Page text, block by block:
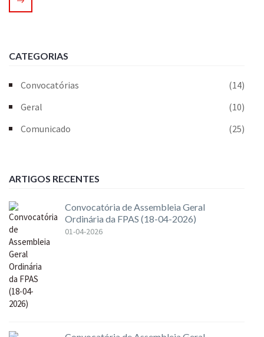
CATEGORIAS
Convocatórias
(14)
Geral
(10)
Comunicado
(25)
ARTIGOS RECENTES
Convocatória de Assembleia Geral
Ordinária da FPAS (18-04-2026)
01-04-2026